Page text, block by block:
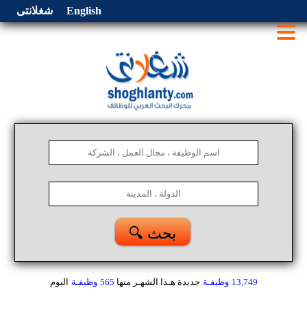
شغلانتى English
🔍 بحث
13,749 وظيفـة جديدة هـذا الشهـر منها 565 وظيفـة اليوم